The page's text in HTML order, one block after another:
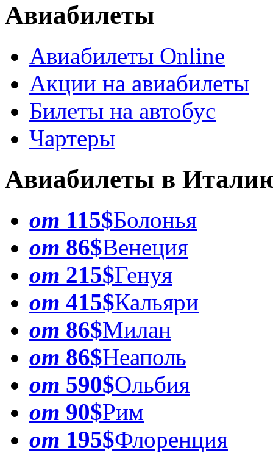
Авиабилеты
Авиабилеты Online
Акции на авиабилеты
Билеты на автобус
Чартеры
Авиабилеты в
от 115$Болонья
от 86$Венеция
от 215$Генуя
от 415$Кальяри
от 86$Милан
от 86$Неаполь
от 590$Ольбия
от 90$Рим
от 195$Флоренция